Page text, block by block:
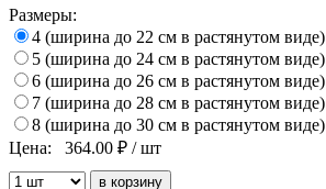
Размеры:
4 (ширина до 22 см в растянутом виде)
5 (ширина до 24 см в растянутом виде)
6 (ширина до 26 см в растянутом виде)
7 (ширина до 28 см в растянутом виде)
8 (ширина до 30 см в растянутом виде)
Цена:
364.00 ₽ / шт